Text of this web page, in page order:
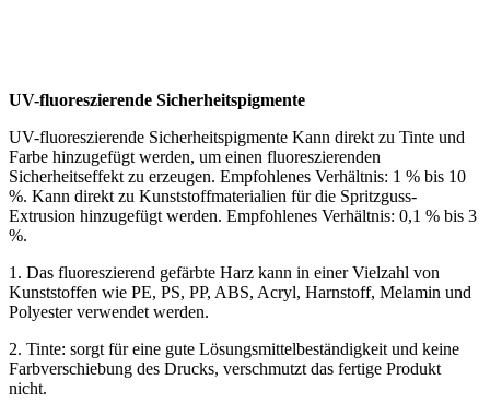
UV-fluoreszierende Sicherheitspigmente
UV-fluoreszierende Sicherheitspigmente Kann direkt zu Tinte und
Farbe hinzugefügt werden, um einen fluoreszierenden
Sicherheitseffekt zu erzeugen. Empfohlenes Verhältnis: 1 % bis 10
%. Kann direkt zu Kunststoffmaterialien für die Spritzguss-
Extrusion hinzugefügt werden. Empfohlenes Verhältnis: 0,1 % bis 3
%.
1. Das fluoreszierend gefärbte Harz kann in einer Vielzahl von
Kunststoffen wie PE, PS, PP, ABS, Acryl, Harnstoff, Melamin und
Polyester verwendet werden.
2. Tinte: sorgt für eine gute Lösungsmittelbeständigkeit und keine
Farbverschiebung des Drucks, verschmutzt das fertige Produkt
nicht.